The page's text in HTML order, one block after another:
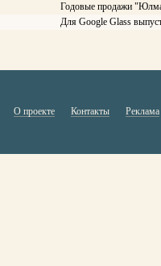
Годовые продажи
Для Google Glass
О проекте Контакты Реклама